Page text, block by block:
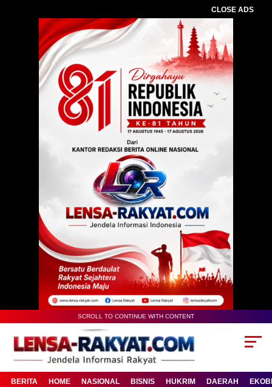
CLOSE ADS
SCROLL TO CONTINUE WITH CONTENT
BERITA HOME NASIONAL BISNIS HUKRIM DAERAH